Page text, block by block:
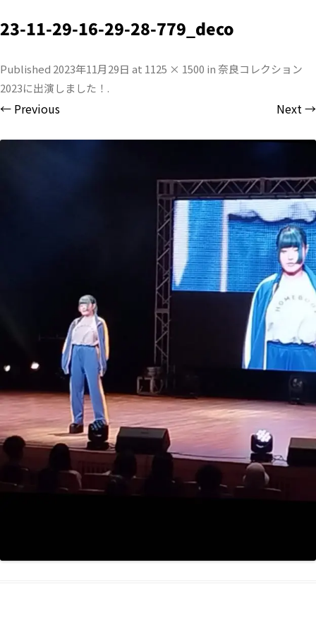
23-11-29-16-29-28-779_deco
Published 2023年11月29日 at 1125 × 1500 in奈良コレクション
2023に出演しました！ .
← Previous Next →